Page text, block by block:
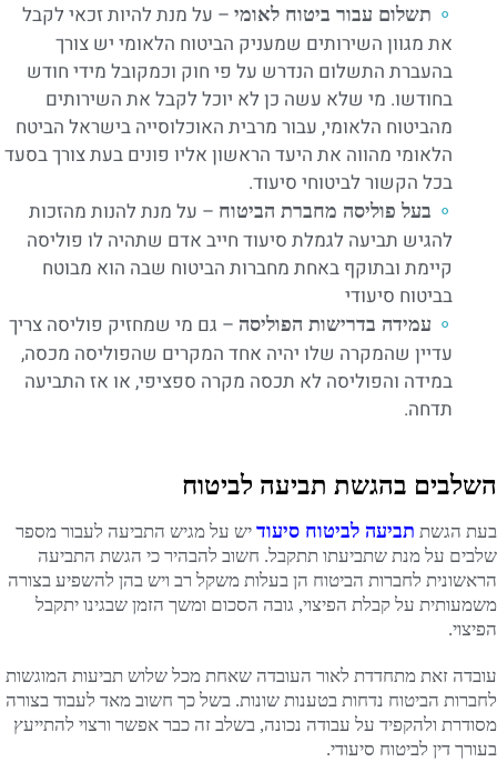
תשלום עבור ביטוח לאומי – על מנת להיות זכאי לקבל
את מגוון השירותים שמעניק הביטוח הלאומי יש צורך
בהעברת התשלום הנדרש על פי חוק וכמקובל מידי חודש
בחודשו. מי שלא עשה כן לא יוכל לקבל את השירותים
מהביטוח הלאומי, עבור מרבית האוכלוסייה בישראל הביטח
הלאומי מהווה את היעד הראשון אליו פונים בעת צורך בסעד
בכל הקשור לביטוחי סיעוד.
בעל פוליסה מחברת הביטוח – על מנת להנות מהזכות
להגיש תביעה לגמלת סיעוד חייב אדם שתהיה לו פוליסה
קיימת ובתוקף באחת מחברות הביטוח שבה הוא מבוטח
בביטוח סיעודי
עמידה בדרישות הפוליסה – גם מי שמחזיק פוליסה צריך
עדיין שהמקרה שלו יהיה אחד המקרים שהפוליסה מכסה,
במידה והפוליסה לא תכסה מקרה ספציפי, או אז התביעה
תדחה.
השלבים בהגשת תביעה לביטוח
בעת הגשת תביעה לביטוח סיעוד יש על מגיש התביעה לעבור מספר
שלבים על מנת שתביעתו תתקבל. חשוב להבהיר כי הגשת התביעה
הראשונית לחברות הביטוח הן בעלות משקל רב ויש בהן להשפיע בצורה
משמעותית על קבלת הפיצוי, גובה הסכום ומשך הזמן שבגינו יתקבל
הפיצוי.
עובדה זאת מתחדדת לאור העובדה שאחת מכל שלוש תביעות המוגשות
לחברות הביטוח נדחות בטענות שונות. בשל כך חשוב מאד לעבוד בצורה
מסודרת ולהקפיד על עבודה נכונה, בשלב זה כבר אפשר ורצוי להתייעץ
בעורך דין לביטוח סיעודי.